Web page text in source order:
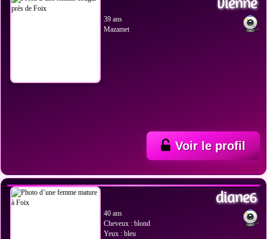
39 ans
Mazamet
Voir le profil
diane6
40 ans
Cheveux : blond
Yeux : bleu